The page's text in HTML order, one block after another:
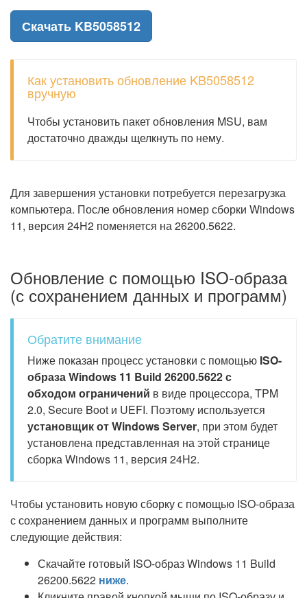
Скачать KB5058512
Как установить обновление KB5058512
вручную
Чтобы установить пакет обновления MSU, вам
достаточно дважды щелкнуть по нему.
Для завершения установки потребуется перезагрузка
компьютера. После обновления номер сборки Windows
11, версия 24H2 поменяется на 26200.5622.
Обновление с помощью ISO-образа
(с сохранением данных и программ)
Обратите внимание
Ниже показан процесс установки с помощью ISO-
образа Windows 11 Build 26200.5622 с
обходом ограничений в виде процессора, TPM
2.0, Secure Boot и UEFI. Поэтому используется
установщик от Windows Server, при этом будет
установлена представленная на этой странице
сборка Windows 11, версия 24H2.
Чтобы установить новую сборку с помощью ISO-образа
с сохранением данных и программ выполните
следующие действия:
Скачайте готовый ISO-образ Windows 11 Build
26200.5622 ниже.